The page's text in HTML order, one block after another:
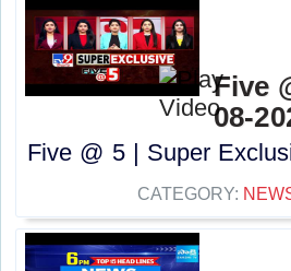
Five
08-
Five @ 5 | Super
CATEGORY: